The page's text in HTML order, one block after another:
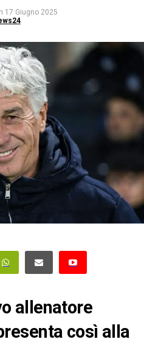
17 Giugno 2025
allenatore
così alla